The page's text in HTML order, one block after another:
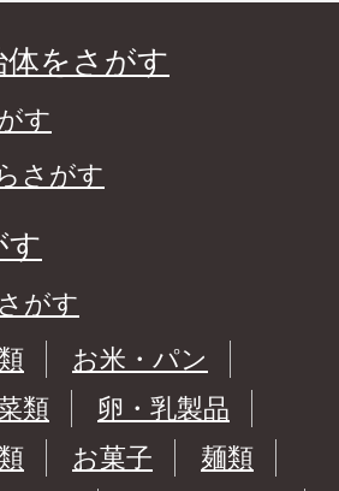
体をさがす
す
さがす
す
がす
お米・パン
類
卵・乳製品
お菓子
麺類